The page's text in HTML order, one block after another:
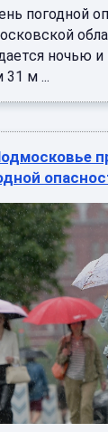
погодной
ночью и
31 м ...